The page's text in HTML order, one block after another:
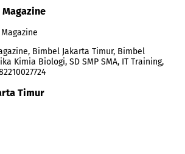
Bimbel Jakarta Timur, Bimbel
Kimia Biologi, SD SMP SMA, IT Training,
Timur